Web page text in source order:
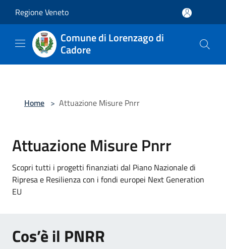
Regione Veneto
Comune di Lorenzago di
Cadore
Home > Attuazione Misure Pnrr
Attuazione Misure Pnrr
Scopri tutti i progetti finanziati dal Piano Nazionale di
Ripresa e Resilienza con i fondi europei Next Generation
EU
Cos’è il PNRR